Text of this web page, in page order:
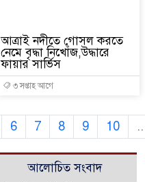
আত্রাই নদীতে গোসল করতে
নেমে বৃদ্ধা নিখোঁজ,উদ্ধারে
ফায়ার সার্ভিস
৩ সপ্তাহ আগে
6 7 8 9 10
আলোচিত সংবাদ